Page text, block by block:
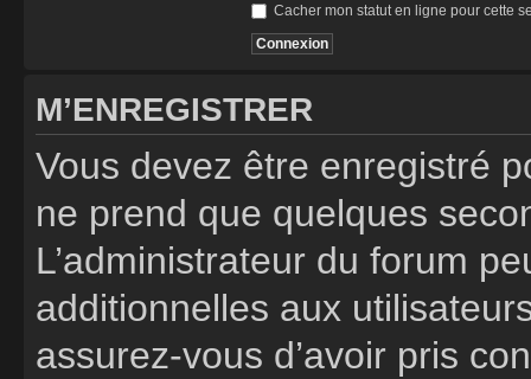
Cacher mon statut en ligne pour cette
M’ENREGISTRER
Vous devez être enregistré
ne prend que quelques
L’administrateur du forum
additionnelles aux
assurez-vous d’avoir pris